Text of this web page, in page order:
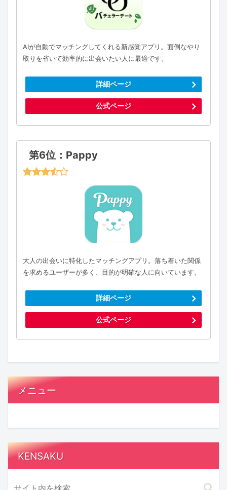
AIが自動でマッチングしてくれる新感覚アプリ。面倒なやり
取りを省いて効率的に出会いたい人に最適です。
詳細ページ
公式ページ
第6位：Pappy
大人の出会いに特化したマッチングアプリ。落ち着いた関係
を求めるユーザーが多く、目的が明確な人に向いています。
詳細ページ
公式ページ
メニュー
KENSAKU